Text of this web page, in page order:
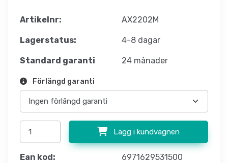
Artikelnr: AX2202M
Lagerstatus: 4-8 dagar
Standard garanti 24 månader
Förlängd garanti
Lägg i kundvagnen
Ean kod: 6971629531500